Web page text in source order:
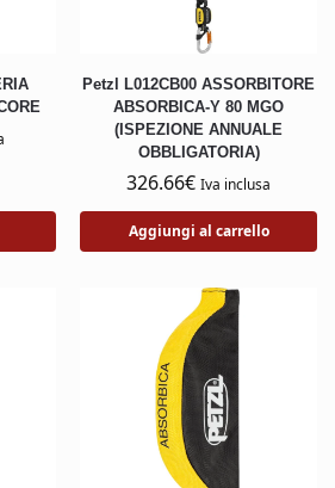
Petzl L012CB00 ASSORBITORE
ABSORBICA-Y 80 MGO
(ISPEZIONE ANNUALE
OBBLIGATORIA)
326.66€ Iva inclusa
Aggiungi al carrello